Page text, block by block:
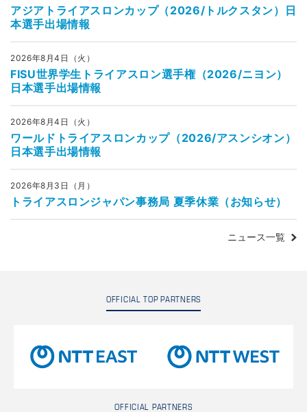
アジアトライアスロンカップ（2026/トルクスタン）日
本選手出場情報
2026年8月4日（火）
FISU世界学生トライアスロン選手権（2026/ニヨン）
日本選手出場情報
2026年8月4日（火）
ワールドトライアスロンカップ（2026/アスンシオン）
日本選手出場情報
2026年8月3日（月）
トライアスロンジャパン事務局 夏季休業（お知らせ）
ニュース一覧
OFFICIAL TOP PARTNERS
OFFICIAL PARTNERS